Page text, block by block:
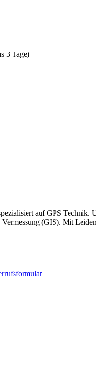
3 Tage)
auf GPS
(GIS). Mit